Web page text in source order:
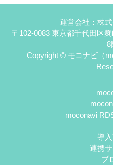
運営会社：株
〒102-0083 東京都千代田区
8
Copyright © モコナビ（
moconavi
導
連携
ブ